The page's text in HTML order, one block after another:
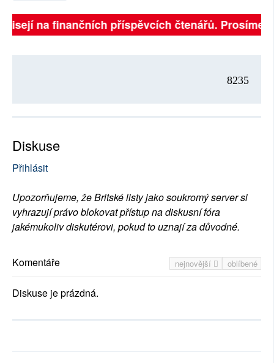
na finančních příspěvcích čtenářů. Prosíme,
8235
Diskuse
Přihlásit
Upozorňujeme, že Britské listy jako soukromý server si
vyhrazují právo blokovat přístup na diskusní fóra
jakémukoliv diskutérovi, pokud to uznají za důvodné.
nejnovější oblíbené
Komentáře
Diskuse je prázdná.